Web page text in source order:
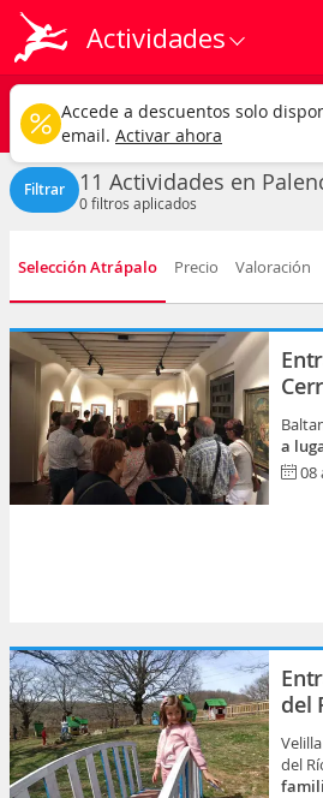
Actividades
Palencia provincia
Cualquier tipo Cualquier fecha
Filtrar 11 Actividades en
0filtros aplicados
Selección Atrápalo Precio Valoración
a
08
del
del
Accede a descuentos solo
email. Activar ahora